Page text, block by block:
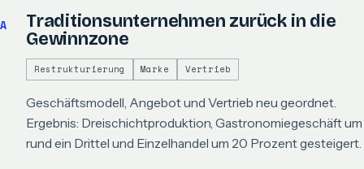
A
Traditionsunternehmen zurück in die
Gewinnzone
Restrukturierung Marke Vertrieb
Geschäftsmodell, Angebot und Vertrieb neu geordnet.
Ergebnis: Dreischichtproduktion, Gastronomiegeschäft um
rund ein Drittel und Einzelhandel um 20 Prozent gesteigert.